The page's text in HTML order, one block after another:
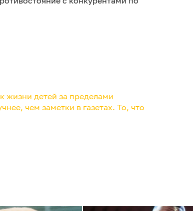
жизни детей за пределами
чем заметки в газетах. То, что